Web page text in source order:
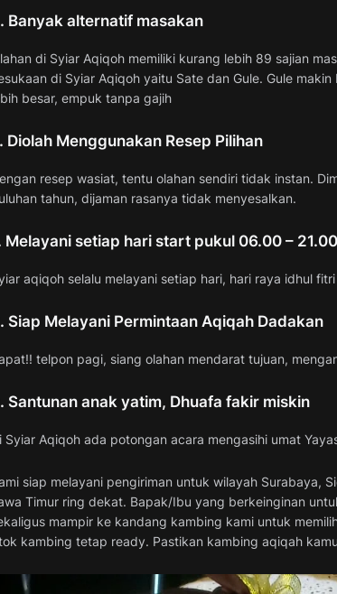
Banyak alternatif masakan
di Syiar Aqiqoh memiliki kurang lebih 89 sajian
di Syiar Aqiqoh yaitu Sate dan Gule. Gule
besar, empuk tanpa gajih
Diolah Menggunakan Resep Pilihan
resep wasiat, tentu olahan sendiri tidak instan.
tahun, dijaman rasanya tidak menyesalkan.
Melayani setiap hari start pukul 06.00 –
aqiqoh selalu melayani setiap hari, hari raya idhul
Siap Melayani Permintaan Aqiqah Dadakan
telpon pagi, siang olahan mendarat tujuan,
Santunan anak yatim, Dhuafa fakir miskin
Syiar Aqiqoh ada potongan acara mengasihi umat
siap melayani pengiriman untuk wilayah Surabaya,
Timur ring dekat. Bapak/Ibu yang berkeinginan
mampir ke kandang kambing kami untuk
kambing tetap ready. Pastikan kambing aqiqah